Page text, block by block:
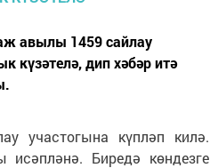
авылы 1459 сайлау
күзәтелә, дип хәбәр итә
участогына күпләп килә.
исәпләнә. Биредә көндезге